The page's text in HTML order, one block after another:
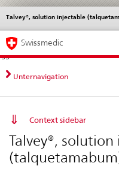
Navigazione
diretta:
novità,
aspetti
contatto
Novità &
norme
Talvey®, solution injectable
Service
Navigation
Swissmedic
Unternavigation
Context sidebar
Talvey®,